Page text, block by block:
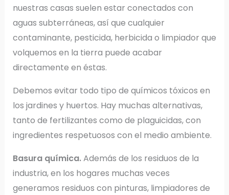
nuestras casas suelen estar conectados con
aguas subterráneas, así que cualquier
contaminante, pesticida, herbicida o limpiador que
volquemos en la tierra puede acabar
directamente en éstas.
Debemos evitar todo tipo de químicos tóxicos en
los jardines y huertos. Hay muchas alternativas,
tanto de fertilizantes como de plaguicidas, con
ingredientes respetuosos con el medio ambiente.
Basura química.Además de los residuos de la
industria, en los hogares muchas veces
generamos residuos con pinturas, limpiadores de